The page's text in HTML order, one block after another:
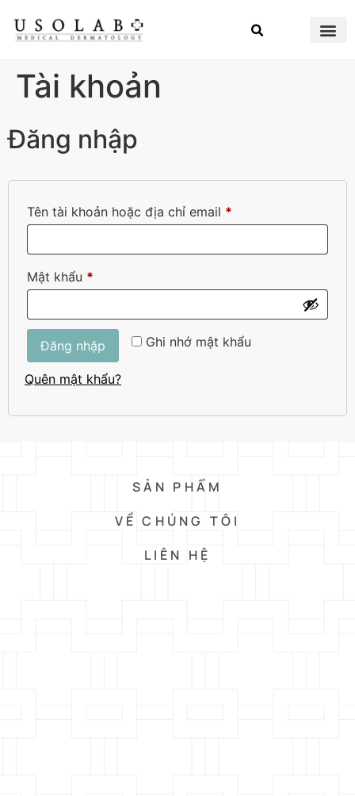
Tài khoản
Đăng nhập
Tên tài khoản hoặc địa chỉ email *
Mật khẩu *
Ghi nhớ mật khẩu
Đăng nhập
Quên mật khẩu?
SẢN PHẨM
VỀ CHÚNG TÔI
LIÊN HỆ